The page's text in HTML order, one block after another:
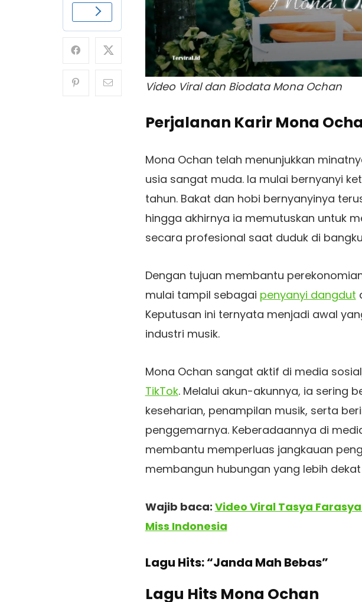
Video Viral dan Biodata Mona Ochan
Perjalanan Karir Mona
Mona Ochan telah menunjukkan
usia sangat muda. Ia mulai bernyanyi
tahun. Bakat dan hobi bernyanyinya
hingga akhirnya ia memutuskan untuk
secara profesional saat duduk di bangku
Dengan tujuan membantu
mulai tampil sebagai penyanyi dangdut
Keputusan ini ternyata menjadi awal
industri musik.
Mona Ochan sangat aktif di media
TikTok. Melalui akun-akunnya, ia sering
keseharian, penampilan musik, serta
penggemarnya. Keberadaannya di
membantu memperluas jangkauan
membangun hubungan yang lebih
Wajib baca: Video Viral Tasya
Miss Indonesia
Lagu Hits: “Janda Mah Bebas”
Lagu Hits Mona Ochan